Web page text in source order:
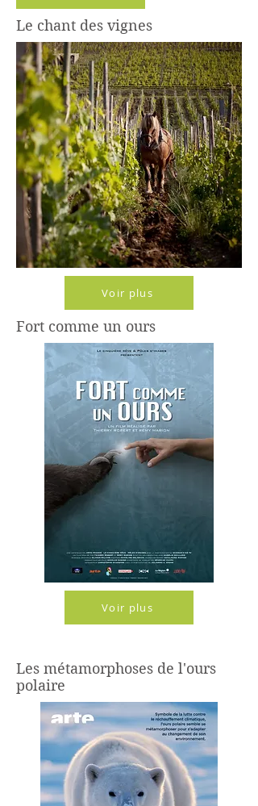
Le chant des vignes
Voir plus
Fort comme un ours
Voir plus
Les métamorphoses de l'ours
polaire